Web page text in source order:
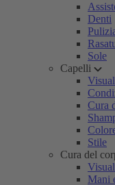
Denti
Sole
Capelli
Cura
Stile
Cura del
Mani